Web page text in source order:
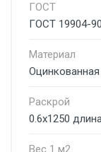
ГОСТ
ГОСТ 19904-90
Материал
Оцинкованная
Раскрой
0.6х1250
Вес 1 м2